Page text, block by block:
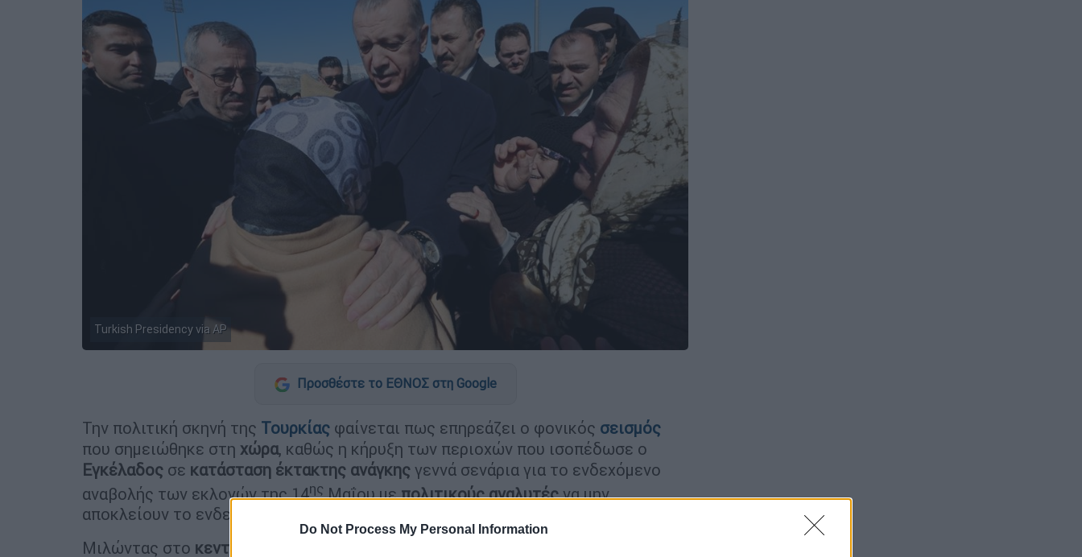
Do Not Process My Personal Information
Turkish Presidency via AP
Προσθέστε το ΕΘΝΟΣ στη Google
Την πολιτική σκηνή της Τουρκίας φαίνεται πως επηρεάζει ο φονικός σεισμός
που σημειώθηκε στη χώρα, καθώς η κήρυξη των περιοχών που ισοπέδωσε ο
Εγκέλαδος σε κατάσταση έκτακτης ανάγκης γεννά σενάρια για το ενδεχόμενο
αναβολής των εκλογών της 14ηςΜαΐου μεπολιτικούς αναλυτέςνα μην
αποκλείουν το ενδεχόμενο συνταγματικής εκτροπής.
Μιλώντας στο κεντρικό δελτίο ειδήσεων